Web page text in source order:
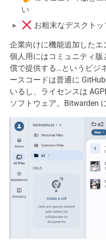
い
お粗末なデスクトッ
企業向けに機能追加したエ
個人用にはコミュニティ
償で提供する…というビジ
ースコードは普通に
いるし、ライセンスは
ソフトウェア。Bitwarden